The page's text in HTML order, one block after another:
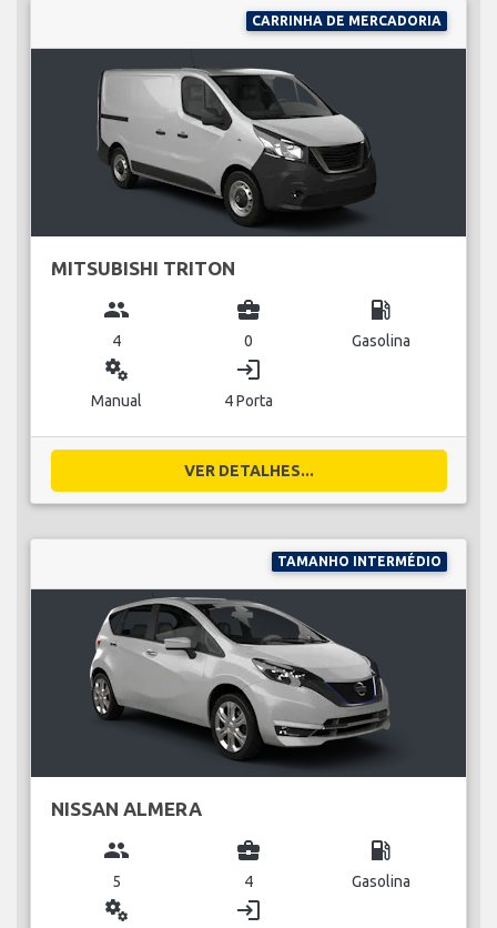
CARRINHA DE MERCADORIA
MITSUBISHI TRITON
group
4
business_center
0
local_gas_station
Gasolina
miscellaneous_services
Manual
login
4 Porta
VER DETALHES...
TAMANHO INTERMÉDIO
NISSAN ALMERA
group
5
business_center
4
local_gas_station
Gasolina
miscellaneous_services login